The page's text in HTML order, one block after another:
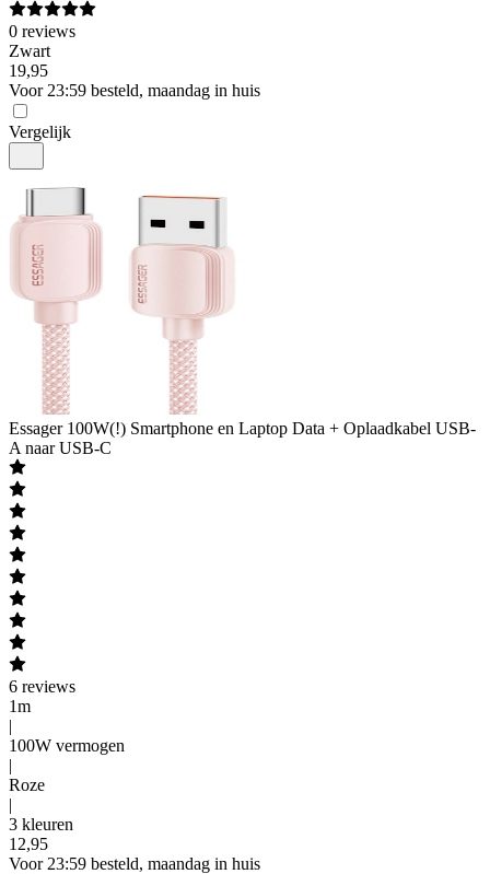
0 reviews
Zwart
19,95
Voor 23:59 besteld, maandag in huis
Vergelijk
Essager 100W(!) Smartphone en Laptop Data + Oplaadkabel USB-
A naar USB-C
6 reviews
1m
|
100W vermogen
|
Roze
|
3 kleuren
12,95
Voor 23:59 besteld, maandag in huis